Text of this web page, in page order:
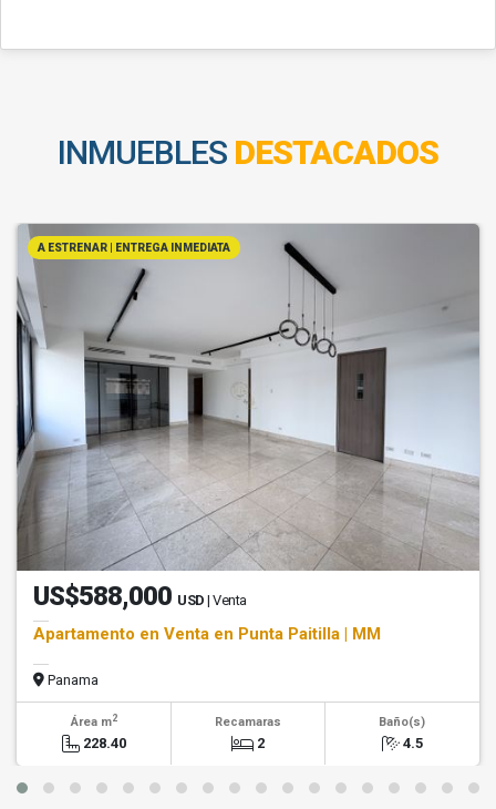
INMUEBLES DESTACADOS
A ESTRENAR | ENTREGA INMEDIATA
US$588,000 USD | Venta
Apartamento en Venta en Punta Paitilla | MM
Panama
Área m2
228.40
Recamaras
2
Baño(s)
4.5